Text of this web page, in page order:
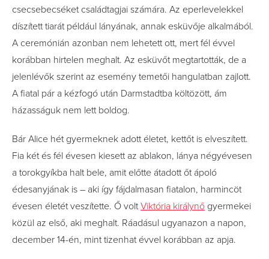
csecsebecséket családtagjai számára. Az eperlevelekkel
díszített tiarát például lányának, annak esküvője alkalmából.
A ceremónián azonban nem lehetett ott, mert fél évvel
korábban hirtelen meghalt. Az esküvőt megtartották, de a
jelenlévők szerint az esemény temetői hangulatban zajlott.
A fiatal pár a kézfogó után Darmstadtba költözött, ám
házasságuk nem lett boldog.
Bár Alice hét gyermeknek adott életet, kettőt is elveszített.
Fia két és fél évesen kiesett az ablakon, lánya négyévesen
a torokgyíkba halt bele, amit előtte átadott őt ápoló
édesanyjának is – aki így fájdalmasan fiatalon, harmincöt
évesen életét veszítette. Ő voltViktória királynő gyermekei
közül az első, aki meghalt. Ráadásul ugyanazon a napon,
december 14-én, mint tizenhat évvel korábban az apja.